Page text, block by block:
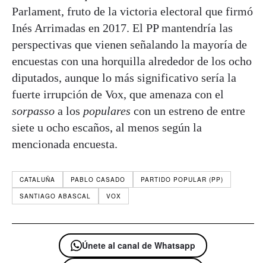
Parlament, fruto de la victoria electoral que firmó
Inés Arrimadas en 2017. El PP mantendría las
perspectivas que vienen señalando la mayoría de
encuestas con una horquilla alrededor de los ocho
diputados, aunque lo más significativo sería la
fuerte irrupción de Vox, que amenaza con el
sorpasso a los populares con un estreno de entre
siete u ocho escaños, al menos según la
mencionada encuesta.
CATALUÑA PABLO CASADO
PARTIDO POPULAR (PP)
SANTIAGO ABASCAL
VOX
Únete al canal de Whatsapp